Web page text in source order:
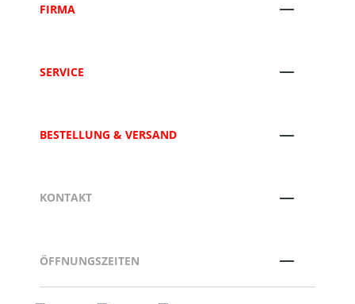
FIRMA
SERVICE
BESTELLUNG & VERSAND
KONTAKT
ÖFFNUNGSZEITEN